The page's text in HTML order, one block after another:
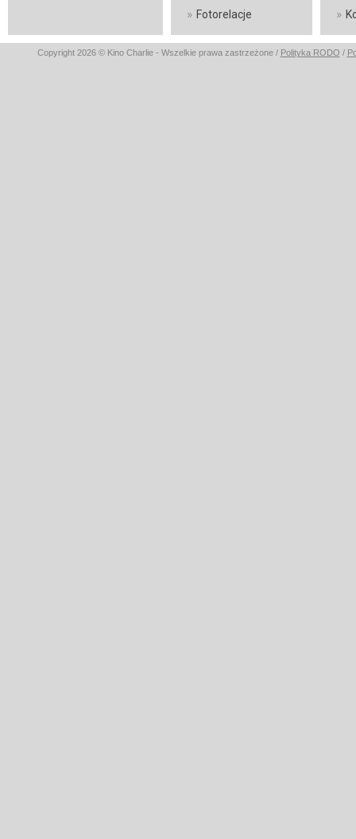
» Fotorelacje »
Copyright 2026 © Kino Charlie - Wszelkie prawa zastrzeżone / Polityka RODO /